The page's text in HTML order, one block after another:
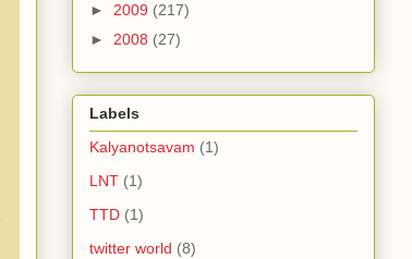
► 2009 (217)
► 2008 (27)
Labels
Kalyanotsavam (1)
LNT (1)
TTD (1)
twitter world (8)